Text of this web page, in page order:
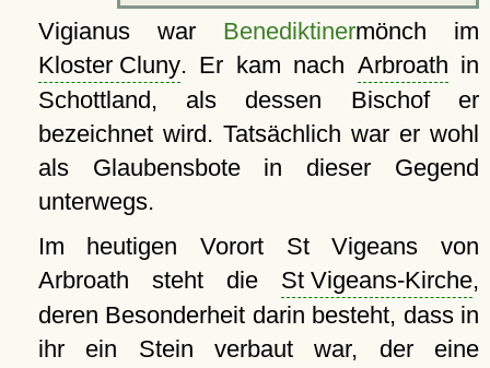
Vigianus war Benediktinermönch im
Kloster Cluny. Er kam nach Arbroath in
Schottland, als dessen Bischof er
bezeichnet wird. Tatsächlich war er wohl
als Glaubensbote in dieser Gegend
unterwegs.
Im heutigen Vorort St Vigeans von
Arbroath steht die St Vigeans-Kirche,
deren Besonderheit darin besteht, dass in
ihr ein Stein verbaut war, der eine